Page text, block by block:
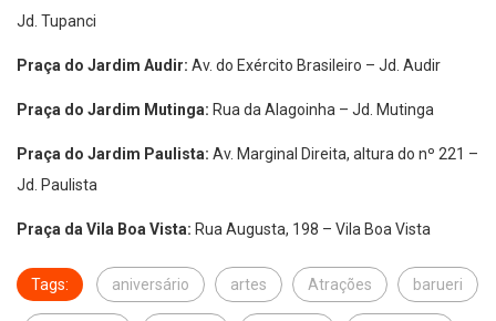
Jd. Tupanci
Praça do Jardim Audir: Av. do Exército Brasileiro – Jd. Audir
Praça do Jardim Mutinga: Rua da Alagoinha – Jd. Mutinga
Praça do Jardim Paulista: Av. Marginal Direita, altura do nº 221 –
Jd. Paulista
Praça da Vila Boa Vista: Rua Augusta, 198 – Vila Boa Vista
Tags: aniversário artes Atrações barueri